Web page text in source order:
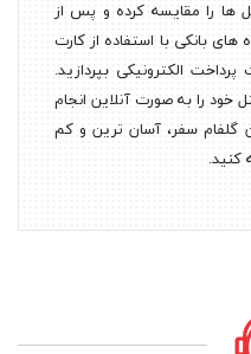
را مقایسه کرده و پس از
های بانکی با استفاده از کارت
الکترونیکی بپردازید.
خود را به صورت آنلاین انجام
ساعته آنلاین گلفام سفر، آسان ترین و کم
کنید.